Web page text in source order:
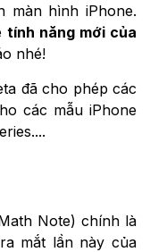
màn hình iPhone.
tính năng mới của
nhé!
đã cho phép các
các mẫu iPhone
Note) chính là
mắt lần này của